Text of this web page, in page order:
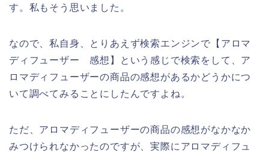
す。私もそう思いました。
なので、私自身、とりあえず検索エンジンで【アロマ
ディフューザー 感想】という感じで検索をして、ア
ロマディフューザーの商品の感想があるかどうかにつ
いて調べてみることにしたんですよね。
ただ、アロマディフューザーの商品の感想がなかなか
みつけられなかったのですが、実際にアロマディフュ